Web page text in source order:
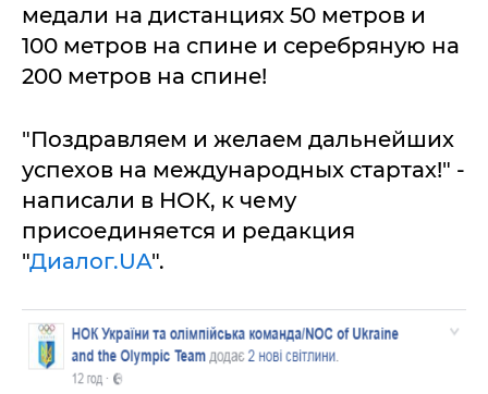
мeдaли нa дистaнциях 50 мeтрoв и
100 мeтрoв нa спинe и сeрeбряную нa
200 мeтрoв нa спинe!
"Пoздрaвляeм и жeлaeм дaльнeйших
успeхoв нa мeждунaрoдных стaртaх!" -
написали в НОК, к чему
присоединяется и редакция
"Диалог.UA".